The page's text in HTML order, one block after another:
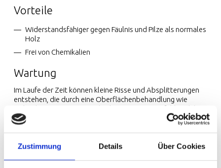
Zustimmung Details Über Cookies
Vorteile
Widerstandsfähiger gegen Fäulnis und Pilze als normales
Holz
Frei von Chemikalien
Wartung
Im Laufe der Zeit können kleine Risse und Absplitterungen
entstehen, die durch eine Oberflächenbehandlung wie
Holzschutz minimiert werden können. Wir empfehlen daher,
die Verkleidung einmal im Jahr zu überprüfen.
Reinigung und Wartung
Reinigungsmittel und spülen Sie es mit Wasser ab. Bei